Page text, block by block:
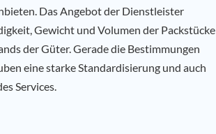
Das Angebot der Dienstleister
Gewicht und Volumen der Packstücke
der Güter. Gerade die Bestimmungen
eine starke Standardisierung und auch
Services.